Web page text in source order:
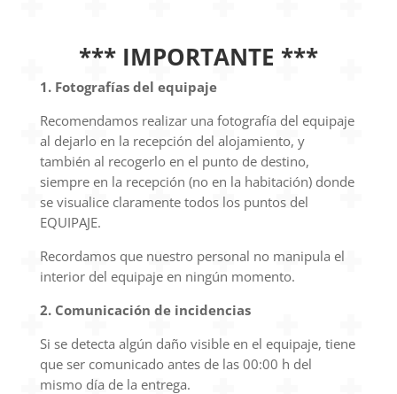
*** IMPORTANTE ***
1. Fotografías del equipaje
Recomendamos realizar una fotografía del equipaje
al dejarlo en la recepción del alojamiento, y
también al recogerlo en el punto de destino,
siempre en la recepción (no en la habitación) donde
se visualice claramente todos los puntos del
EQUIPAJE.
Recordamos que nuestro personal no manipula el
interior del equipaje en ningún momento.
2. Comunicación de incidencias
Si se detecta algún daño visible en el equipaje, tiene
que ser comunicado antes de las 00:00 h del
mismo día de la entrega.